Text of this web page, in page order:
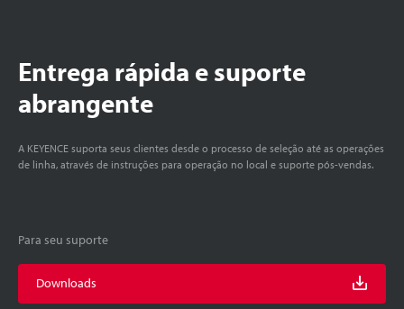
Entrega rápida e suporte
abrangente
A KEYENCE suporta seus clientes desde o processo de seleção até as operações
de linha, através de instruções para operação no local e suporte pós-vendas.
Para seu suporte
Downloads